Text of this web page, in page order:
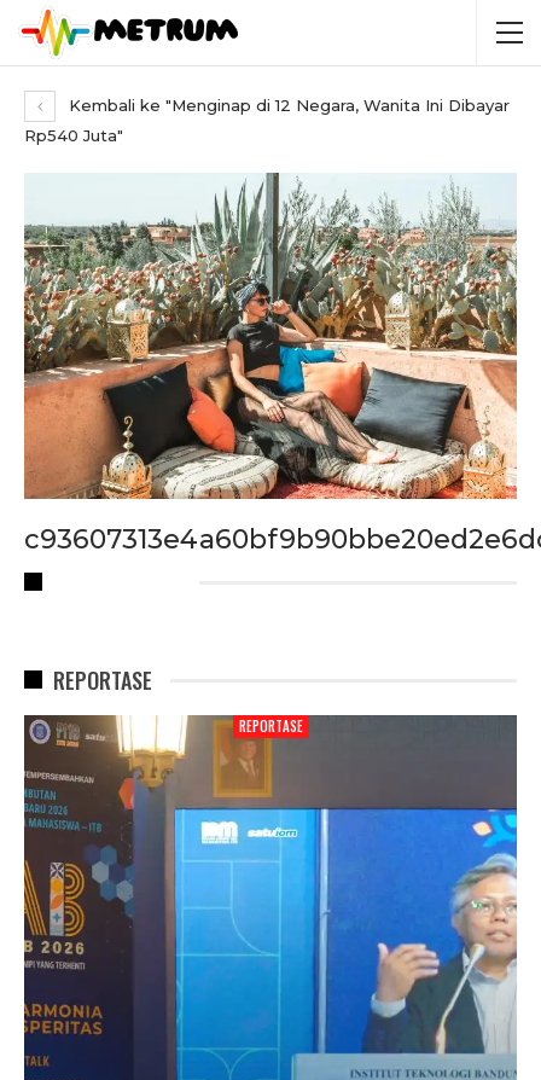
Kembali ke "Menginap di 12 Negara, Wanita Ini Dibayar
Rp540 Juta"
REPORTASE
REPORTASE